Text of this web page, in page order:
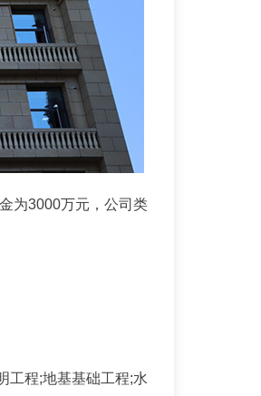
为3000万元，公司类
工程;地基基础工程;水